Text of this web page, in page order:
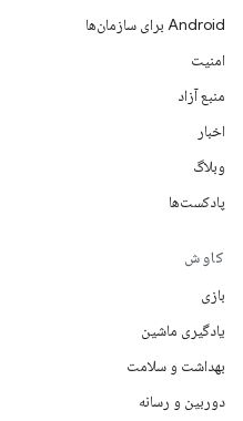
Android برای سازمان‌ها
امنیت
منبع آزاد
اخبار
وبلاگ
پادکست‌ها
کاوش
بازی
یادگیری ماشین
بهداشت و سلامت
دوربین و رسانه